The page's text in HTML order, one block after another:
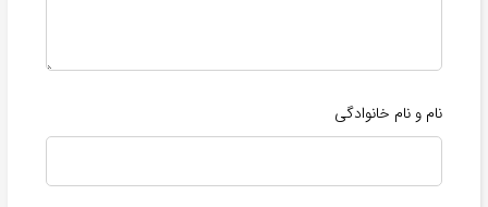
نام و نام خانوادگی